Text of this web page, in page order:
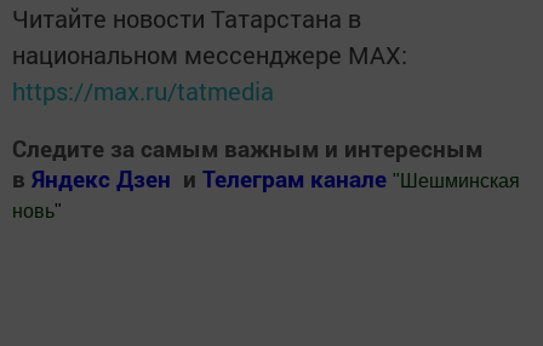
Читайте новости Татарстана в
национальном мессенджере MАХ:
https://max.ru/tatmedia
Следите за самым важным и интересным
в Яндекс Дзен и Телеграм канале " Шешминская
новь"